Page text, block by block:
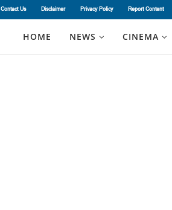
Contact Us Disclaimer Privacy Policy Report Content
HOME NEWS CINEMA